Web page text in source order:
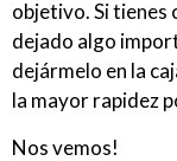
objetivo. Si tienes
dejado algo
dejármelo en la
la mayor rapidez
Nos vemos!